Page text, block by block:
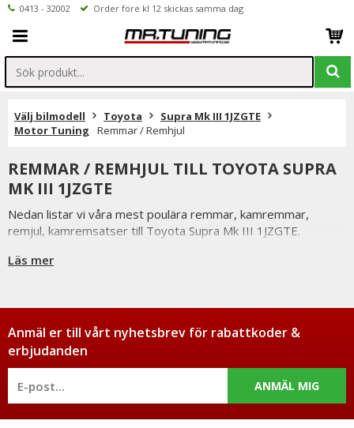
0413 - 32002 Order före kl 12 skickas samma dag
Välj bilmodell Toyota
Supra Mk III 1JZGTE
Motor Tuning
Remmar / Remhjul
REMMAR / REMHJUL TILL TOYOTA SUPRA
MK III 1JZGTE
Nedan listar vi våra mest poulära remmar, kamremmar,
remjul, kamremsatser till Toyota Supra Mk III 1JZGTE.
Vi på Mr Tuning har själva ett stort intresse för bilstyling &
Är du tveksamt på vilken variant du ska välja är du alltid
välkommen att kontakta oss för rådgivning.
Läs mer
Anmäl er till vårt nyhetsbrev för rabattkoder &
erbjudanden
ANMÄL MIG